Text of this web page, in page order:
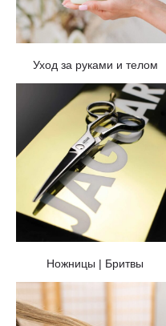
Уход за руками и телом
Ножницы | Бритвы